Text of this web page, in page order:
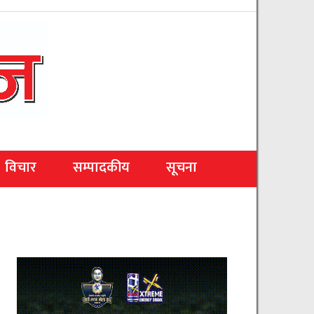
विचार सम्पादकीय सूचना